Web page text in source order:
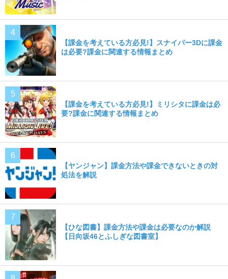
【課金を考えている方必見!】スナイパー3Dに課金
は必要?課金に関連する情報まとめ
【課金を考えている方必見!】ミリシタに課金は必
要?課金に関連する情報まとめ
【ヤンジャン】課金方法や課金できないときの対
処法を解説
【ひな図書】課金方法や課金は必要なのか解説
【日向坂46とふしぎな図書室】